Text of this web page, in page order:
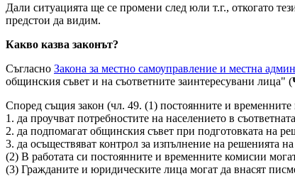
Дали ситуацията ще се промени след юли т.г., откогато
предстои да видим.
Какво казва законът?
Съгласно Закона за местно самоуправление и местна
общинския съвет и на съответните заинтересувани лица" (
Според същия закон (чл. 49. (1) постоянните и временните
1. да проучват потребностите на населението в
2. да подпомагат общинския съвет при подготовката на
3. да осъществяват контрол за изпълнение на решенията
(2) В работата си постоянните и временните комисии
(3) Гражданите и юридическите лица могат да внасят